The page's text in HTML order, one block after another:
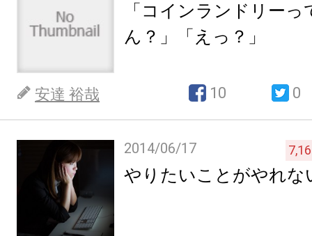
「コインランドリー
ん？」「えっ？」
安達 裕哉 10 0
2014/06/17
やりたいことがやれな